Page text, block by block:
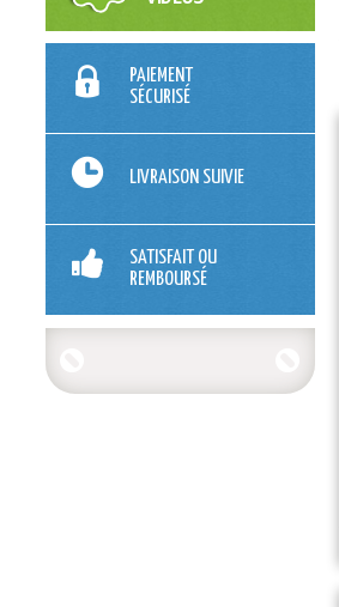
PAIEMENT
SÉCURISÉ
LIVRAISON SUIVIE
SATISFAIT OU
REMBOURSÉ